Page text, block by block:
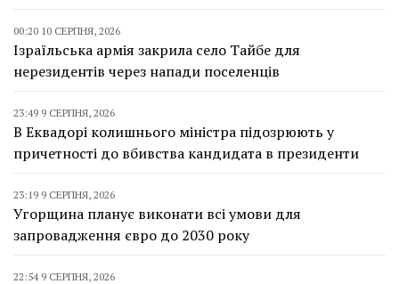
00:20 10 СЕРПНЯ, 2026
Ізраїльська армія закрила село Тайбе для
нерезидентів через напади поселенців
23:49 9 СЕРПНЯ, 2026
В Еквадорі колишнього міністра підозрюють у
причетності до вбивства кандидата в президенти
23:19 9 СЕРПНЯ, 2026
Угорщина планує виконати всі умови для
запровадження євро до 2030 року
22:54 9 СЕРПНЯ, 2026